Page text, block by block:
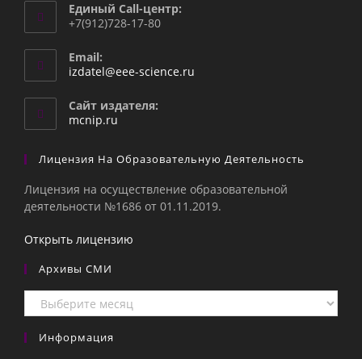
Единый Call-центр:
+7(912)728-17-80
Email:
izdatel@eee-science.ru
Сайт издателя:
mcnip.ru
Лицензия На Образовательную Деятельность
Лицензия на осуществление образовательной
деятельности №1686 от 01.11.2019.
Открыть лицензию
Архивы СМИ
Архивы
СМИ
Информация